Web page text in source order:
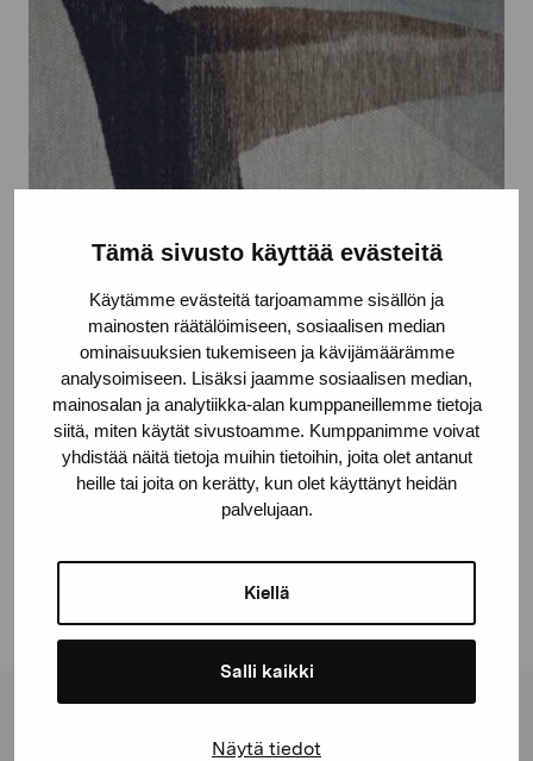
Tämä sivusto käyttää evästeitä
Käytämme evästeitä tarjoamamme sisällön ja
mainosten räätälöimiseen, sosiaalisen median
ominaisuuksien tukemiseen ja kävijämäärämme
analysoimiseen. Lisäksi jaamme sosiaalisen median,
mainosalan ja analytiikka-alan kumppaneillemme tietoja
siitä, miten käytät sivustoamme. Kumppanimme voivat
yhdistää näitä tietoja muihin tietoihin, joita olet antanut
heille tai joita on kerätty, kun olet käyttänyt heidän
palvelujaan.
Kiellä
Salli kaikki
Näytä tiedot
Från Lappland flög en fågel
Stiftelsen Pro Artibus